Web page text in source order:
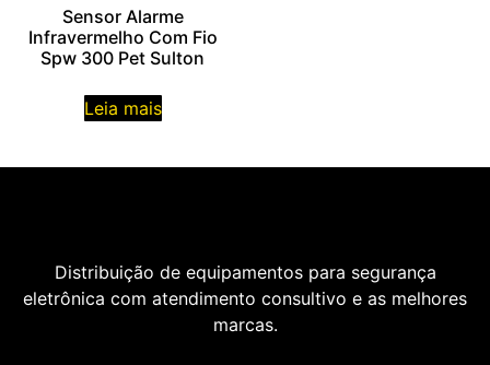
Sensor Alarme
Infravermelho Com Fio
Spw 300 Pet Sulton
Leia mais
Distribuição de equipamentos para segurança
eletrônica com atendimento consultivo e as melhores
marcas.